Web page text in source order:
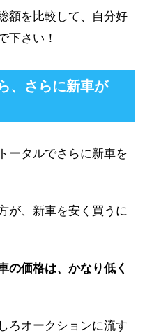
額を比較して、自分好
下さい！
、さらに新車が
ータルでさらに新車を
が、新車を安く買うに
の価格は、かなり低く
ろオークションに流す